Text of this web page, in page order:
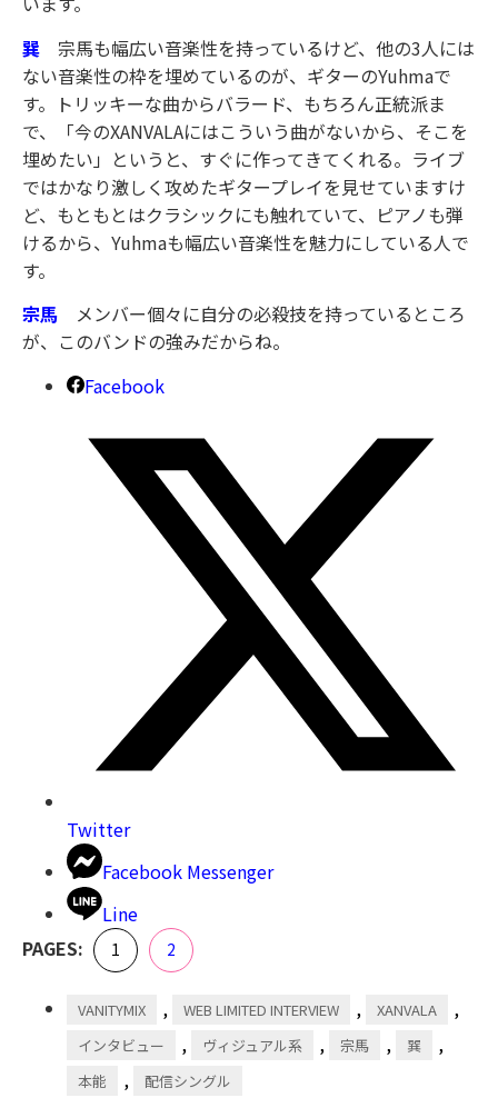
巽 宗馬も幅広い音楽性を持っているけど、他の3人には
ない音楽性の枠を埋めているのが、ギターのYuhmaで
す。トリッキーな曲からバラード、もちろん正統派ま
で、「今のXANVALAにはこういう曲がないから、そこを
埋めたい」というと、すぐに作ってきてくれる。ライブ
ではかなり激しく攻めたギタープレイを見せていますけ
ど、もともとはクラシックにも触れていて、ピアノも弾
けるから、Yuhmaも幅広い音楽性を魅力にしている人で
す。
宗馬 メンバー個々に自分の必殺技を持っているところ
が、このバンドの強みだからね。
Facebook
Twitter
Facebook Messenger
Line
PAGES:
Page
1 Page
2
VANITYMIX , WEB LIMITED INTERVIEW , XANVALA ,
インタビュー , ヴィジュアル系 , 宗馬 , 巽 ,
本能 , 配信シングル